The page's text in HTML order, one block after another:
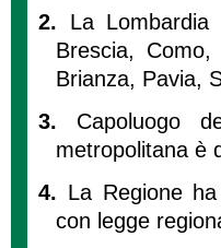
2. La
Brescia,
Brianza, Pavia,
3. Capoluogo
metropolitana è
4. La Regione
con legge